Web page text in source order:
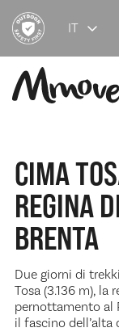
IT
CIMA
REGINA
BRENTA
Due giorni di
Tosa (3.136 m),
pernottamento al
il fascino dell’alta